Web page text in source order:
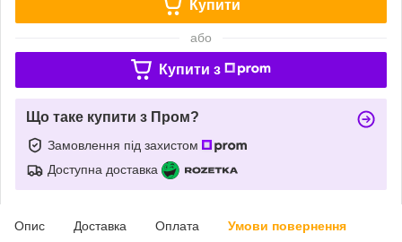
Купити
або
Купити з
Що таке купити з Пром?
Замовлення під захистом
Доступна доставка
Опис Доставка Оплата Умови повернення